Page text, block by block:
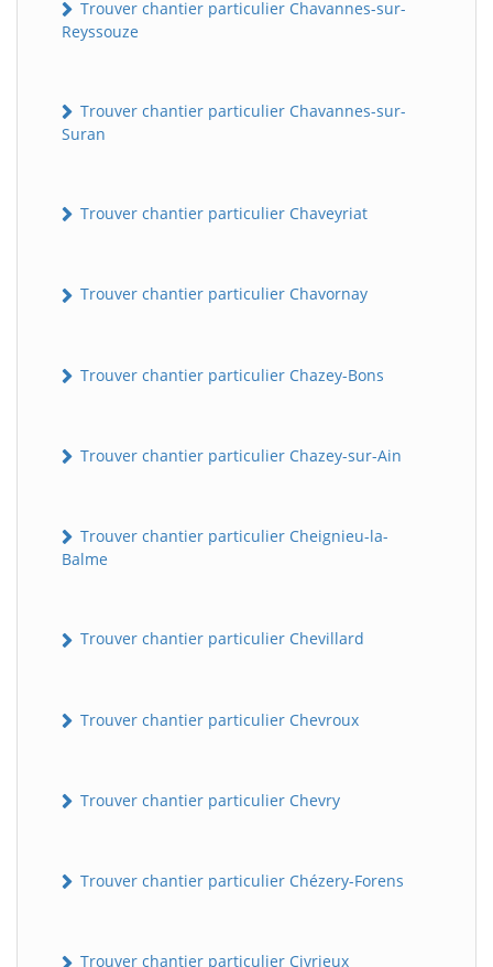
Trouver chantier particulier Chavannes-sur-
Reyssouze
Trouver chantier particulier Chavannes-sur-
Suran
Trouver chantier particulier Chaveyriat
Trouver chantier particulier Chavornay
Trouver chantier particulier Chazey-Bons
Trouver chantier particulier Chazey-sur-Ain
Trouver chantier particulier Cheignieu-la-
Balme
Trouver chantier particulier Chevillard
Trouver chantier particulier Chevroux
Trouver chantier particulier Chevry
Trouver chantier particulier Chézery-Forens
Trouver chantier particulier Civrieux
BatiWebPro